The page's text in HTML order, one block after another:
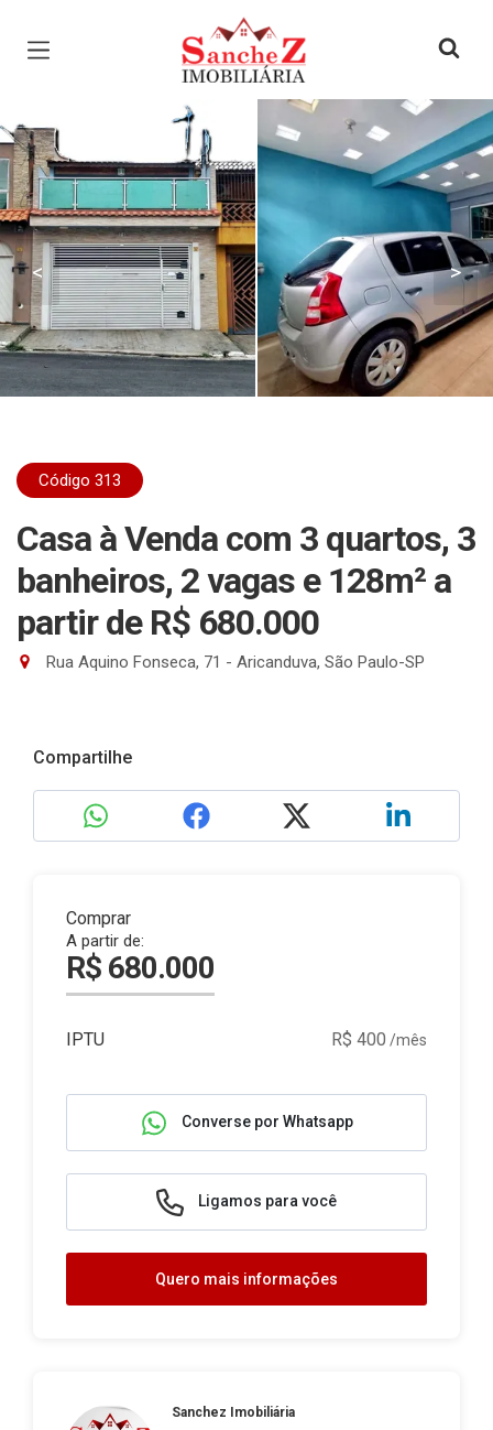
Página inicial
< >
Código 313
Casa à Venda com 3 quartos, 3
banheiros, 2 vagas e 128m² a
partir de R$ 680.000
Rua Aquino Fonseca, 71 - Aricanduva, São Paulo-SP
Compartilhe
Comprar
A partir de:
R$ 680.000
IPTU R$ 400 /mês
Converse por Whatsapp
Ligamos para você
Quero mais informações
Sanchez Imobiliária